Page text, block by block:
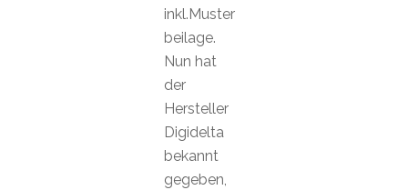
inkl.Muster
beilage.
Nun hat
der
Hersteller
Digidelta
bekannt
gegeben,